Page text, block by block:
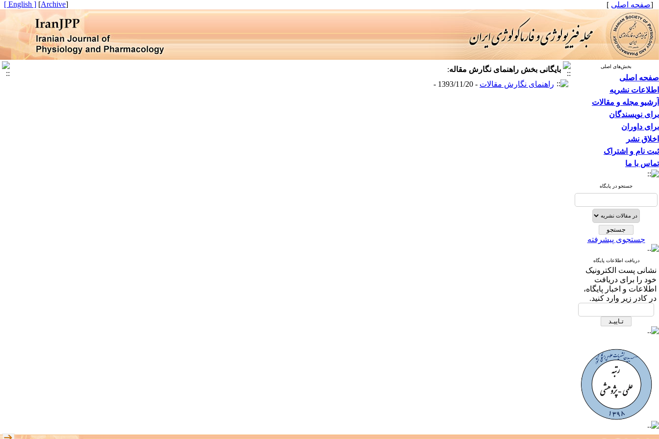
[صفحه اصلی ]
[
Archive
]
[ English ]
بخش‌های اصلی
صفحه اصلی
اطلاعات نشریه
آرشیو مجله و مقالات
برای نویسندگان
برای داوران
اخلاق نشر
ثبت نام و اشتراک
تماس با ما
جستجو در پایگاه
جستجوی پیشرفته
دریافت اطلاعات پایگاه
نشانی پست الکترونیک
خود را برای دریافت
اطلاعات و اخبار پایگاه،
در کادر زیر وارد کنید.
بایگانی بخش راهنمای نگارش مقاله:
راهنمای نگارش مقالات - 1393/11/20 -